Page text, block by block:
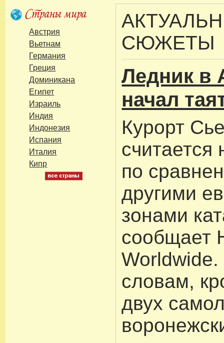
Австрия
Вьетнам
Германия
Греция
Доминикана
Египет
Израиль
Индия
Индонезия
Испания
Италия
Кипр
СЮЖЕТЫ
Ледник в
начал
Курорт
считается
по
другими
зонами
сообщает
Worldwide.
словам,
двух